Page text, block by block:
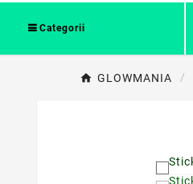
Categorii
GLOWMANIA